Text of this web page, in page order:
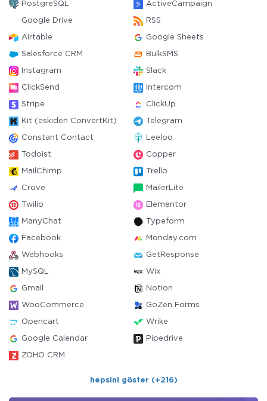
PostgreSQL ActiveCampaign
Google Drive RSS
Airtable Google Sheets
Salesforce CRM BulkSMS
Instagram Slack
ClickSend Intercom
Stripe ClickUp
Kit (eskiden ConvertKit) Telegram
Constant Contact Leeloo
Todoist Copper
MailChimp Trello
Crove MailerLite
Twilio Elementor
ManyChat Typeform
Facebook Monday.com
Webhooks GetResponse
MySQL Wix
Gmail Notion
WooCommerce GoZen Forms
Opencart Wrike
Google Calendar Pipedrive
ZOHO CRM
hepsini göster (+216)